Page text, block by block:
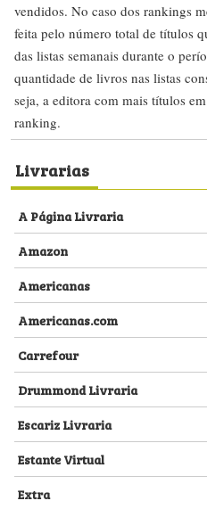
vendidos. No caso dos rankings
feita pelo número total de títulos
das listas semanais durante o
quantidade de livros nas listas
seja, a editora com mais títulos
ranking.
Livrarias
A Página Livraria
Amazon
Americanas
Americanas.com
Carrefour
Drummond Livraria
Escariz Livraria
Estante Virtual
Extra